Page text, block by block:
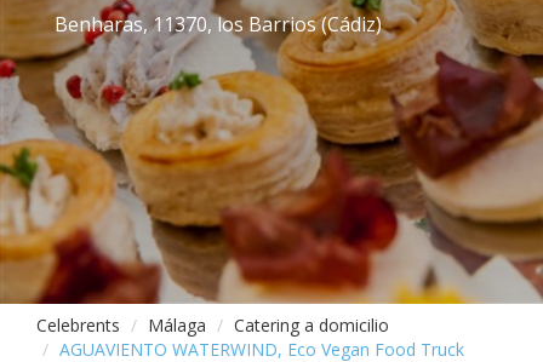
Benharas, 11370, los Barrios (Cádiz)
Celebrents Málaga
Catering a domicilio
AGUAVIENTO WATERWIND, Eco Vegan Food Truck